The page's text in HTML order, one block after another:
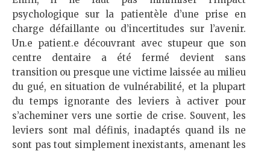
psychologique sur la patientèle d’une prise en
charge défaillante ou d’incertitudes sur l’avenir.
Un.e patient.e découvrant avec stupeur que son
centre dentaire a été fermé devient sans
transition ou presque une victime laissée au milieu
du gué, en situation de vulnérabilité, et la plupart
du temps ignorante des leviers à activer pour
s’acheminer vers une sortie de crise. Souvent, les
leviers sont mal définis, inadaptés quand ils ne
sont pas tout simplement inexistants, amenant les